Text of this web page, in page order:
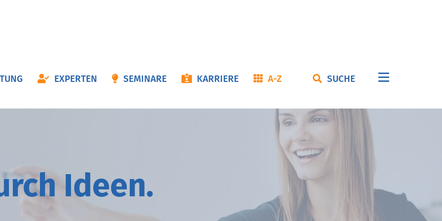
EXPERTEN SEMINARE KARRIERE A-Z SUCHE
Navigation
I deen.